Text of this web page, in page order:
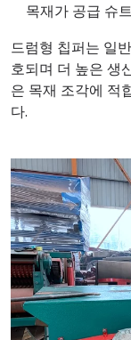
목재가 공급 슈
드럼형 칩퍼는 일
호되며 더 높은 생
은 목재 조각에 적
다.